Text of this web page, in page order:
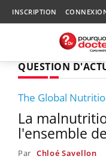
INSCRIPTION
QUESTION
The Global
La
l'ensemble
Par Chloé Savellon